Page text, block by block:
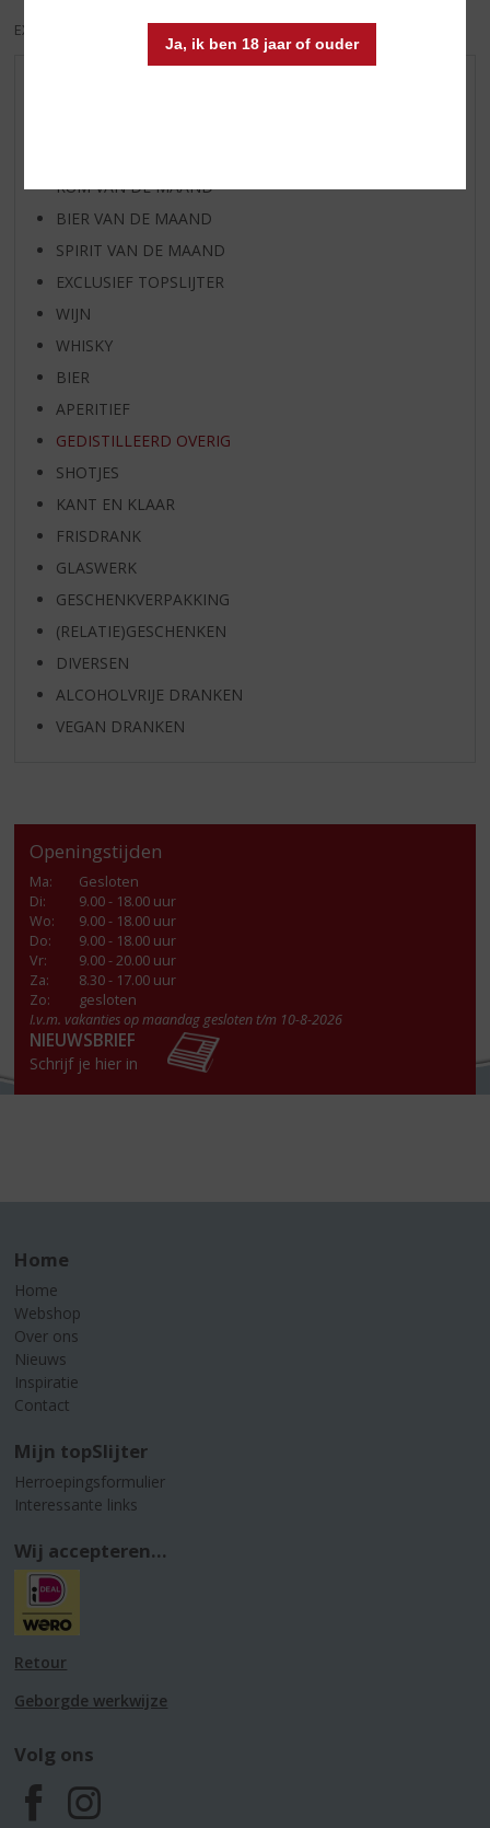
Ja, ik ben 18 jaar of ouder
EXCL. BTW
RUM VAN DE MAAND
BIER VAN DE MAAND
SPIRIT VAN DE MAAND
EXCLUSIEF TOPSLIJTER
WIJN
WHISKY
BIER
APERITIEF
GEDISTILLEERD OVERIG
SHOTJES
KANT EN KLAAR
FRISDRANK
GLASWERK
GESCHENKVERPAKKING
(RELATIE)GESCHENKEN
DIVERSEN
ALCOHOLVRIJE DRANKEN
VEGAN DRANKEN
Openingstijden
Ma:
Gesloten
Di:
9.00 - 18.00 uur
Wo:
9.00 - 18.00 uur
Do:
9.00 - 18.00 uur
Vr:
9.00 - 20.00 uur
Za:
8.30 - 17.00 uur
Zo:
gesloten
I.v.m. vakanties op maandag gesloten t/m 10-8-2026
NIEUWSBRIEF
Schrijf je hier in
Home
Home
Webshop
Over ons
Nieuws
Inspiratie
Contact
Mijn topSlijter
Herroepingsformulier
Interessante links
Wij accepteren...
Retour
Geborgde werkwijze
Volg ons
F I